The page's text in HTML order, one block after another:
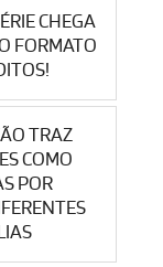
CHEGA
FORMATO
TRAZ
COMO
POR